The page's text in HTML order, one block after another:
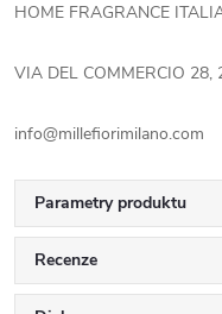
HOME FRAGRANCE
VIA DEL COMMERCIO 28,
info@millefiorimilano.com
Parametry produktu
Recenze